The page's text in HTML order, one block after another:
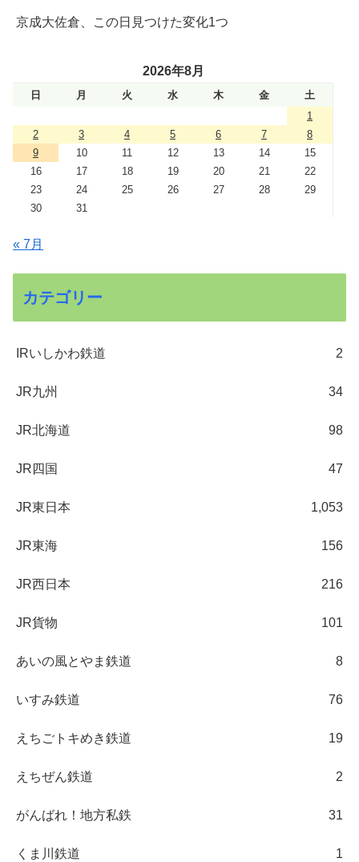
京成大佐倉、この日見つけた変化1つ
2026年8月
日 月 火 水 木 金
土
1
2
3 4 5 6 7
8
9
10 11 12 13 14
15
16
17 18 19 20 21
22
23
24 25 26 27 28
29
30
31
« 7月
カテゴリー
IRいしかわ鉄道 2
JR九州 34
JR北海道 98
JR四国 47
JR東日本 1,053
JR東海 156
JR西日本 216
JR貨物 101
あいの風とやま鉄道 8
いすみ鉄道 76
えちごトキめき鉄道 19
えちぜん鉄道 2
がんばれ！地方私鉄 31
くま川鉄道 1